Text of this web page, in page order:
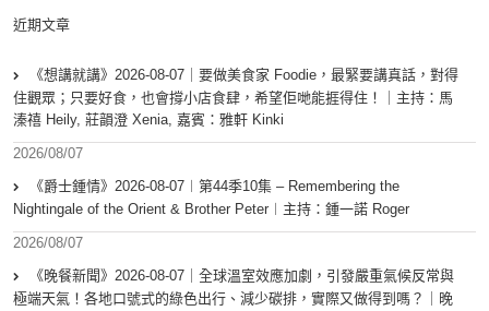
近期文章
《想講就講》2026-08-07｜要做美食家 Foodie，最緊要講真話，對得
住觀眾；只要好食，也會撐小店食肆，希望佢哋能捱得住！｜主持：馬
溱禧 Heily, 莊韻澄 Xenia, 嘉賓：雅軒 Kinki
2026/08/07
《爵士鍾情》2026-08-07︱第44季10集 – Remembering the
Nightingale of the Orient & Brother Peter︱主持：鍾一諾 Roger
2026/08/07
《晚餐新聞》2026-08-07｜全球溫室效應加劇，引發嚴重氣候反常與
極端天氣！各地口號式的綠色出行、減少碳排，實際又做得到嗎？｜晚